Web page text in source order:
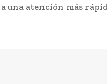
una atención más